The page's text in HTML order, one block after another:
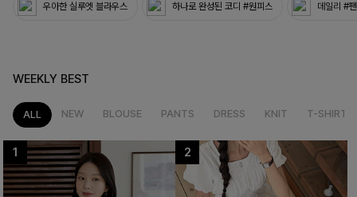
우아한 실루엣 블라우스 하나로 완성된 코디 #원피스 데일리 #
WEEKLY BEST
ALL NEW BLOUSE PANTS DRESS KNIT T-SHIRT